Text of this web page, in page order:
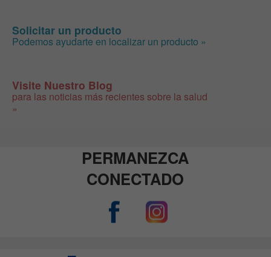
Solicitar un producto
Podemos ayudarte en localizar un producto »
Visite Nuestro Blog
para las noticias más recientes sobre la salud
»
PERMANEZCA
CONECTADO